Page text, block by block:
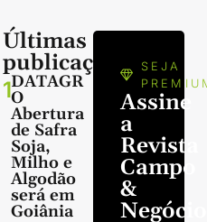
Últimas
publicações
1DATAGR
O
Abertura
de Safra
Soja,
Milho e
Algodão
será em
Goiânia
SEJA
Assine
a
Revista
Campo
&